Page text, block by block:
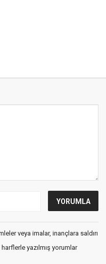
veya imalar, inançlara saldırı
yazılmış yorumlar